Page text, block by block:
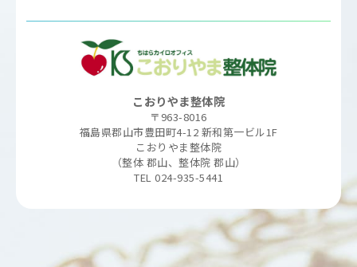
こおりやま整体院
〒963-8016
福島県郡山市豊田町4-12 新和第一ビル1F
こおりやま整体院
（整体 郡山、整体院 郡山）
TEL 024-935-5441